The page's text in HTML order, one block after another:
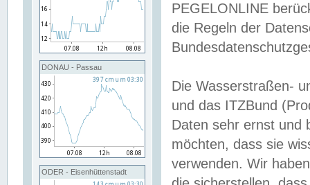
DONAU - Passau
ODER - Eisenhüttenstadt
PEGELONLINE
die Regeln der
Die Wasserstraßen-
und das ITZBund
Daten sehr ernst und
möchten, dass sie
verwenden. Wir